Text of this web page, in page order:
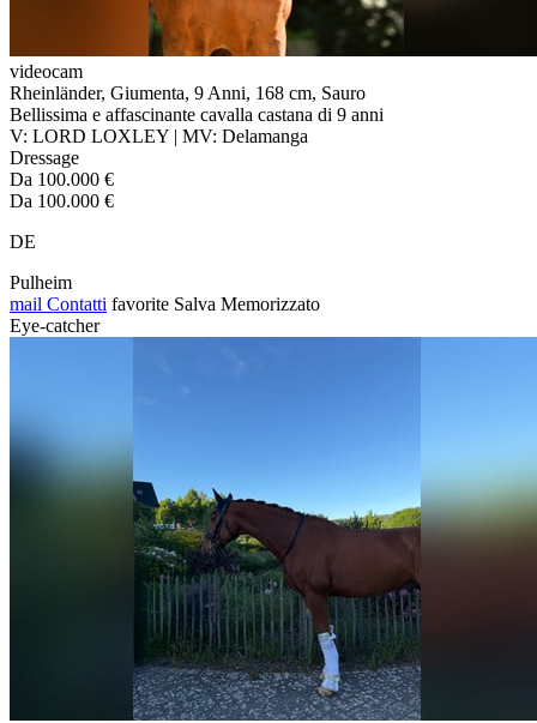
videocam
Rheinländer, Giumenta, 9 Anni, 168 cm, Sauro
Bellissima e affascinante cavalla castana di 9 anni
V: LORD LOXLEY | MV: Delamanga
Dressage
Da 100.000 €
Da 100.000 €
DE
Pulheim
mail Contatti favorite Salva Memorizzato
Eye-catcher